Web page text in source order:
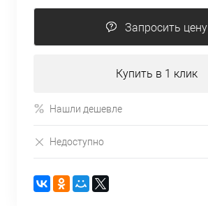
Запросить цену
Купить в 1 клик
Нашли дешевле
Недоступно